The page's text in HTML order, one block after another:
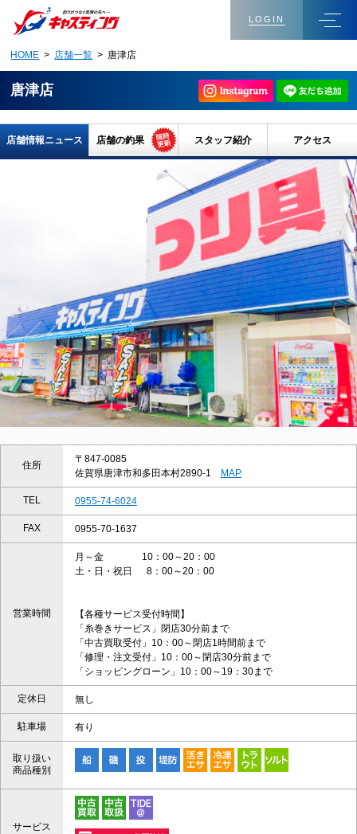
LOGIN
HOME > 店舗一覧 > 唐津店
唐津店
店舗情報ニュース 店舗の釣果 スタッフ紹介 アクセス
住所
〒847-0085
佐賀県唐津市和多田本村2890-1
MAP
TEL 0955-74-6024
FAX 0955-70-1637
営業時間
月～金 10：00～20：00
土・日・祝日 8：00～20：00
【各種サービス受付時間】
「糸巻きサービス」閉店30分前まで
「中古買取受付」10：00～閉店1時間前まで
「修理・注文受付」10：00～閉店30分前まで
「ショッピングローン」10：00～19：30まで
定休日 無し
駐車場 有り
取り扱い
商品種別
サービス